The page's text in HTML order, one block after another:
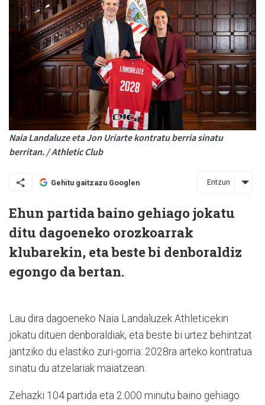
Naia Landaluze eta Jon Uriarte kontratu berria sinatu
berritan. / Athletic Club
Gehitu gaitzazu Googlen Entzun
Ehun partida baino gehiago jokatu
ditu dagoeneko orozkoarrak
klubarekin, eta beste bi denboraldiz
egongo da bertan.
Lau dira dagoeneko Naia Landaluzek Athleticekin
jokatu dituen denboraldiak, eta beste bi urtez behintzat
jantziko du elastiko zuri-gorria: 2028ra arteko kontratua
sinatu du atzelariak maiatzean.
Zehazki 104 partida eta 2.000 minutu baino gehiago